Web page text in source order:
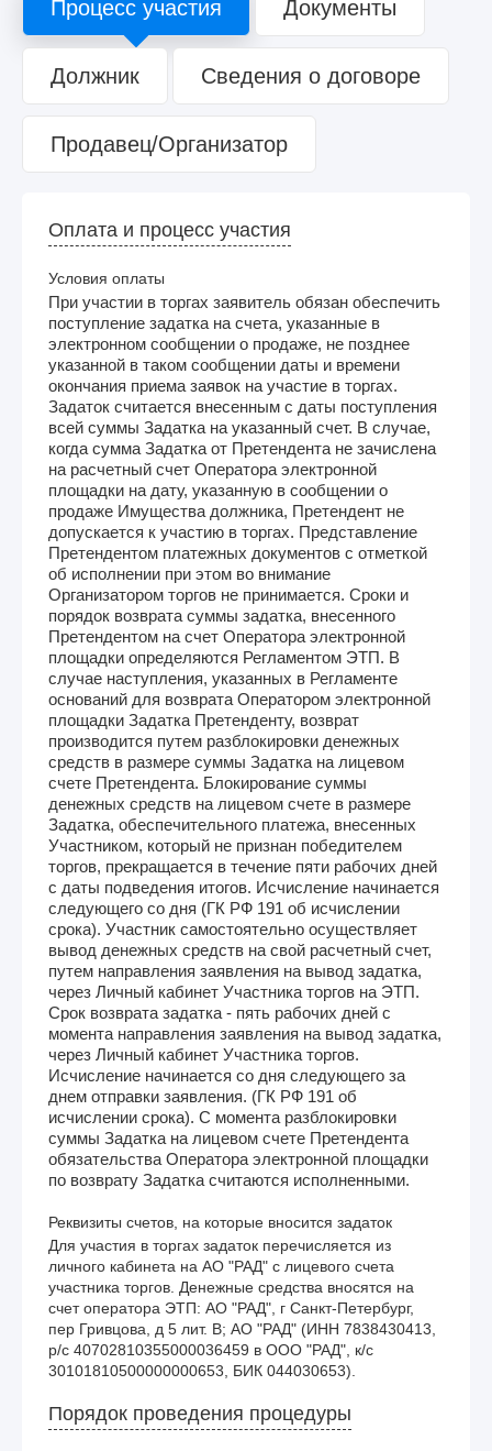
Процесс участия Документы
Должник Сведения о договоре
Продавец/Организатор
Оплата и процесс участия
Условия оплаты
При участии в торгах заявитель обязан обеспечить
поступление задатка на счета, указанные в
электронном сообщении о продаже, не позднее
указанной в таком сообщении даты и времени
окончания приема заявок на участие в торгах.
Задаток считается внесенным с даты поступления
всей суммы Задатка на указанный счет. В случае,
когда сумма Задатка от Претендента не зачислена
на расчетный счет Оператора электронной
площадки на дату, указанную в сообщении о
продаже Имущества должника, Претендент не
допускается к участию в торгах. Представление
Претендентом платежных документов с отметкой
об исполнении при этом во внимание
Организатором торгов не принимается. Сроки и
порядок возврата суммы задатка, внесенного
Претендентом на счет Оператора электронной
площадки определяются Регламентом ЭТП. В
случае наступления, указанных в Регламенте
оснований для возврата Оператором электронной
площадки Задатка Претенденту, возврат
производится путем разблокировки денежных
средств в размере суммы Задатка на лицевом
счете Претендента. Блокирование суммы
денежных средств на лицевом счете в размере
Задатка, обеспечительного платежа, внесенных
Участником, который не признан победителем
торгов, прекращается в течение пяти рабочих дней
с даты подведения итогов. Исчисление начинается
следующего со дня (ГК РФ 191 об исчислении
срока). Участник самостоятельно осуществляет
вывод денежных средств на свой расчетный счет,
путем направления заявления на вывод задатка,
через Личный кабинет Участника торгов на ЭТП.
Срок возврата задатка - пять рабочих дней с
момента направления заявления на вывод задатка,
через Личный кабинет Участника торгов.
Исчисление начинается со дня следующего за
днем отправки заявления. (ГК РФ 191 об
исчислении срока). С момента разблокировки
суммы Задатка на лицевом счете Претендента
обязательства Оператора электронной площадки
по возврату Задатка считаются исполненными.
Реквизиты счетов, на которые вносится задаток
Для участия в торгах задаток перечисляется из
личного кабинета на АО "РАД" с лицевого счета
участника торгов. Денежные средства вносятся на
счет оператора ЭТП: АО "РАД", г Санкт-Петербург,
пер Гривцова, д 5 лит. В; АО "РАД" (ИНН 7838430413,
р/с 40702810355000036459 в ООО "РАД", к/с
30101810500000000653, БИК 044030653).
Порядок проведения процедуры